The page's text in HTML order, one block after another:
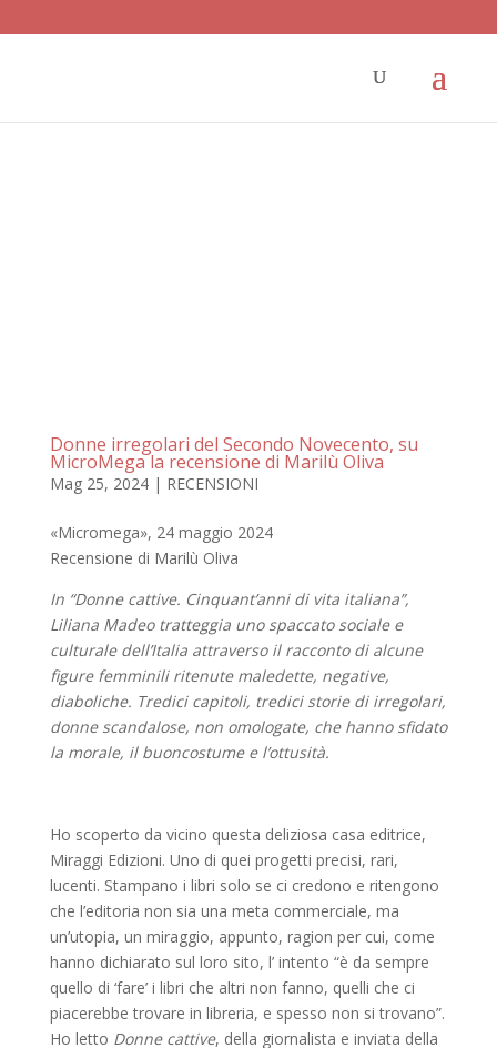
Donne irregolari del Secondo Novecento, su
MicroMega la recensione di Marilù Oliva
Mag 25, 2024| RECENSIONI
«Micromega», 24 maggio 2024
Recensione di Marilù Oliva
In “Donne cattive. Cinquant’anni di vita italiana”,
Liliana Madeo tratteggia uno spaccato sociale e
culturale dell’Italia attraverso il racconto di alcune
figure femminili ritenute maledette, negative,
diaboliche. Tredici capitoli, tredici storie di irregolari,
donne scandalose, non omologate, che hanno sfidato
la morale, il buoncostume e l’ottusità.
Ho scoperto da vicino questa deliziosa casa editrice,
Miraggi Edizioni. Uno di quei progetti precisi, rari,
lucenti. Stampano i libri solo se ci credono e ritengono
che l’editoria non sia una meta commerciale, ma
un’utopia, un miraggio, appunto, ragion per cui, come
hanno dichiarato sul loro sito, l’ intento “è da sempre
quello di ‘fare’ i libri che altri non fanno, quelli che ci
piacerebbe trovare in libreria, e spesso non si trovano”.
Ho letto Donne cattive, della giornalista e inviata della